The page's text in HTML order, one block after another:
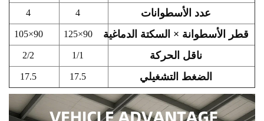
عدد الأسطوانات 4
4
قطر الأسطوانة × السكتة الدماغية 90×125
90×105
ناقل الحركة 1/1
2/2
الضغط التشغيلي 17.5
17.5